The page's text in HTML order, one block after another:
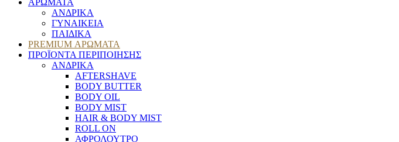
ΑΡΩΜΑΤΑ
ΑΝΔΡΙΚΑ
ΓΥΝΑΙΚΕΙΑ
ΠΑΙΔΙΚΑ
PREMIUM ΑΡΩΜΑΤΑ
ΠΡΟΪΟΝΤΑ ΠΕΡΙΠΟΙΗΣΗΣ
ΑΝΔΡΙΚΑ
AFTERSHAVE
BODY BUTTER
BODY OIL
BODY MIST
HAIR & BODY MIST
ROLL ON
ΑΦΡΟΛΟΥΤΡΟ